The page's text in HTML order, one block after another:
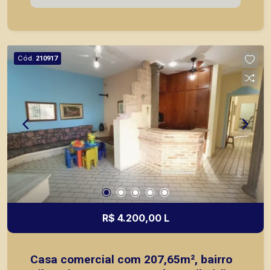
em locação, vendas de imóveis prontos, usados
Cód. 210917
R$ 4.200,00 L
Casa comercial com 207,65m², bairro